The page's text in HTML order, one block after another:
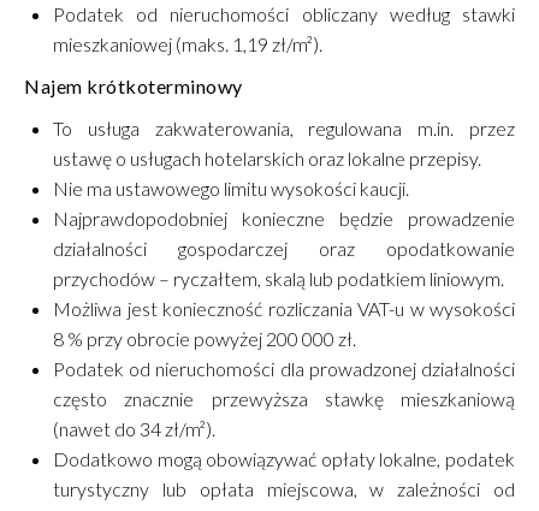
Podatek od nieruchomości obliczany według stawki
mieszkaniowej (maks. 1,19 zł/m²).
Najem krótkoterminowy
To usługa zakwaterowania, regulowana m.in. przez
ustawę o usługach hotelarskich oraz lokalne przepisy.
Nie ma ustawowego limitu wysokości kaucji.
Najprawdopodobniej konieczne będzie prowadzenie
działalności gospodarczej oraz opodatkowanie
przychodów – ryczałtem, skalą lub podatkiem liniowym.
Możliwa jest konieczność rozliczania VAT-u w wysokości
8 % przy obrocie powyżej 200 000 zł.
Podatek od nieruchomości dla prowadzonej działalności
często znacznie przewyższa stawkę mieszkaniową
(nawet do 34 zł/m²).
Dodatkowo mogą obowiązywać opłaty lokalne, podatek
turystyczny lub opłata miejscowa, w zależności od